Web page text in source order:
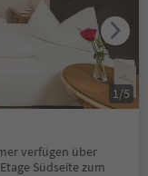
verfügen über
Südseite zum
1 /5